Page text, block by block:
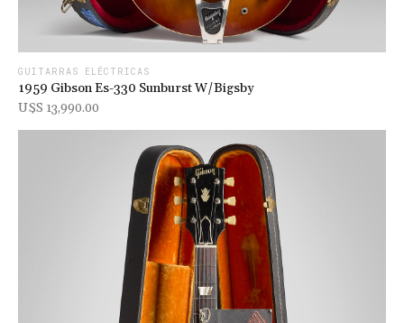
GUITARRAS ELÉCTRICAS
1959 Gibson Es-330 Sunburst W/bigsby
U$s 13,990.00